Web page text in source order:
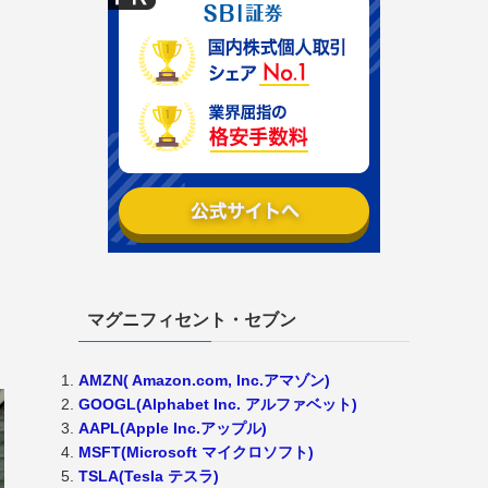
マグニフィセント・セブン
AMZN( Amazon.com, Inc.アマゾン)
GOOGL(Alphabet Inc. アルファベット)
AAPL(Apple Inc.アップル)
MSFT(Microsoft マイクロソフト)
TSLA(Tesla テスラ)